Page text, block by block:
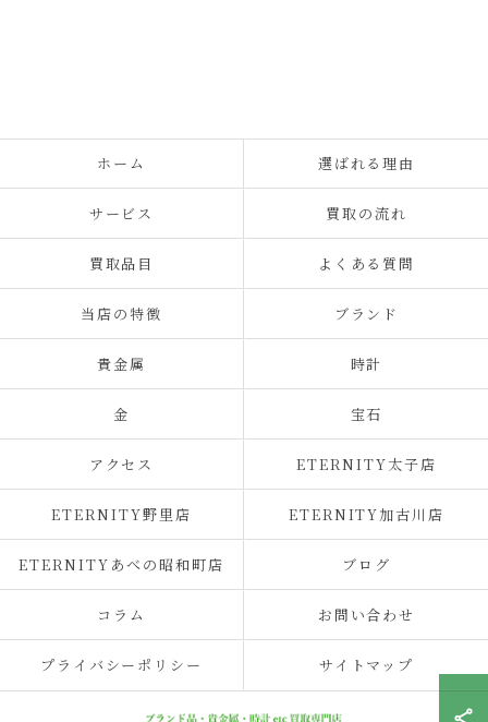
ホーム 選ばれる理由
サービス 買取の流れ
買取品目 よくある質問
当店の特徴 ブランド
貴金属 時計
金 宝石
アクセス ETERNITY太子店
ETERNITY野里店 ETERNITY加古川店
ETERNITYあべの昭和町店 ブログ
コラム お問い合わせ
プライバシーポリシー サイトマップ